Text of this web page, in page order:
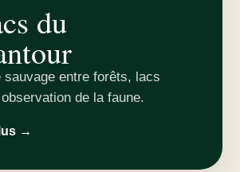
du
sauvage entre forêts, lacs
observation de la faune.
→